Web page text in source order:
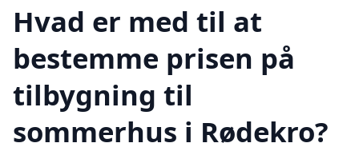
Hvad er med til at
bestemme prisen på
tilbygning til
sommerhus i Rødekro?